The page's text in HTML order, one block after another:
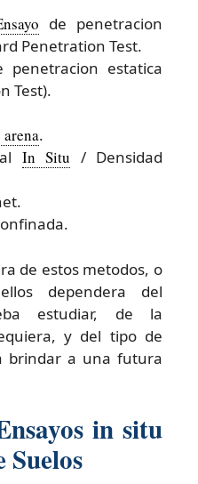
de penetracion
Penetration Test.
penetracion estatica
Test).
.
In Situ / Densidad
de estos metodos, o
dependera del
estudiar, de la
y del tipo de
brindar a una futura
in situ
Suelos